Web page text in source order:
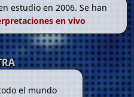
estudio en 2006. Se han
en vivo
el mundo